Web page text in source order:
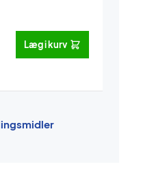
Læg i kurv